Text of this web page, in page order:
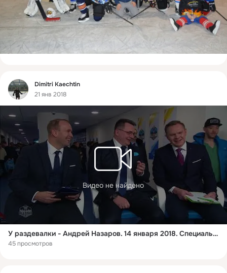
Фид
Dimitri Kaechtin
21 янв 2018
Видео не найдено
У раздевалки - Андрей Назаров. 14 января 2018. Специальный выпуск.
45 просмотров